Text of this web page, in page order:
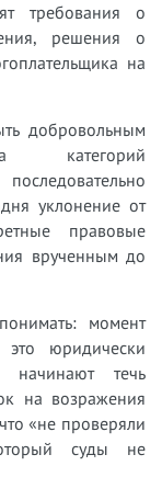
требования о
решения о
на
добровольным
категорий
уклонение от
правовые
врученным до
момент
юридически
начинают течь
на возражения
«не проверяли
суды не